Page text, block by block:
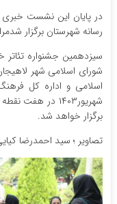
در پایان این نشست
رسانه شهرستان برگزار
سیزدهمین جشنواره‌ تئاتر
شورای اسلامی شهر
شهریور۱۴۰۳ در
برگزار خواهد شد.
تصاویر ؛ سید احمدرضا